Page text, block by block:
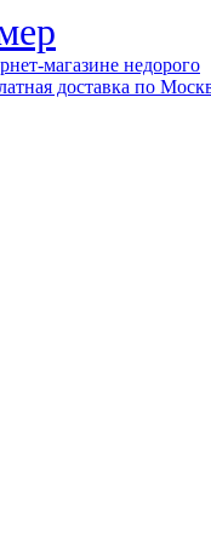
магазине недорого
доставка по